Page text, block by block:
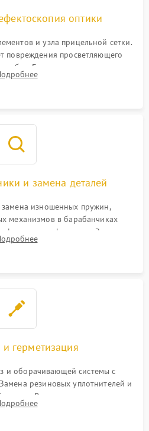
оптики
и узла прицельной сетки.
повреждения просветляющего
Бережная очистка стекол
целостности гравированной
и замена деталей
замена изношенных пружин,
механизмов в барабанчиках
в трансфокаторе. Замена
сетки или восстановление
герметизация
и оборачивающей системы с
резиновых уплотнителей и
смазки. Вакуумирование корпуса
азотом или аргоном для